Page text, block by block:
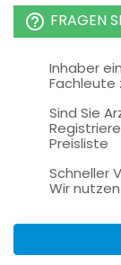
help_outline FRAGEN
Inhaber
Fachleute
Sind Sie
Preisliste
Schneller
Wir